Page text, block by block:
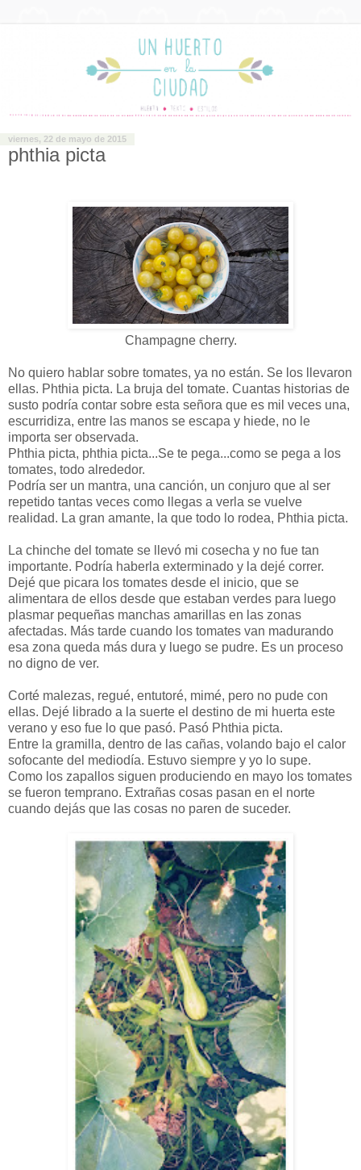
viernes, 22 de mayo de 2015
phthia picta
Champagne cherry.
No quiero hablar sobre tomates, ya no están. Se los llevaron
ellas. Phthia picta. La bruja del tomate. Cuantas historias de
susto podría contar sobre esta señora que es mil veces una,
escurridiza, entre las manos se escapa y hiede, no le
importa ser observada.
Phthia picta, phthia picta...Se te pega...como se pega a los
tomates, todo alrededor.
Podría ser un mantra, una canción, un conjuro que al ser
repetido tantas veces como llegas a verla se vuelve
realidad. La gran amante, la que todo lo rodea, Phthia picta.
La chinche del tomate se llevó mi cosecha y no fue tan
importante. Podría haberla exterminado y la dejé correr.
Dejé que picara los tomates desde el inicio, que se
alimentara de ellos desde que estaban verdes para luego
plasmar pequeñas manchas amarillas en las zonas
afectadas. Más tarde cuando los tomates van madurando
esa zona queda más dura y luego se pudre. Es un proceso
no digno de ver.
Corté malezas, regué, entutoré, mimé, pero no pude con
ellas. Dejé librado a la suerte el destino de mi huerta este
verano y eso fue lo que pasó. Pasó Phthia picta.
Entre la gramilla, dentro de las cañas, volando bajo el calor
sofocante del mediodía. Estuvo siempre y yo lo supe.
Como los zapallos siguen produciendo en mayo los tomates
se fueron temprano. Extrañas cosas pasan en el norte
cuando dejás que las cosas no paren de suceder.